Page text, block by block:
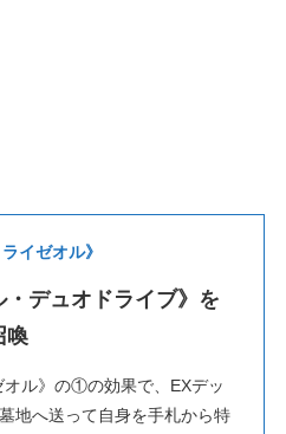
イゼオル》
・デュオドライブ》を
喚
ル》の①の効果で、EXデッ
地へ送って自身を手札から特